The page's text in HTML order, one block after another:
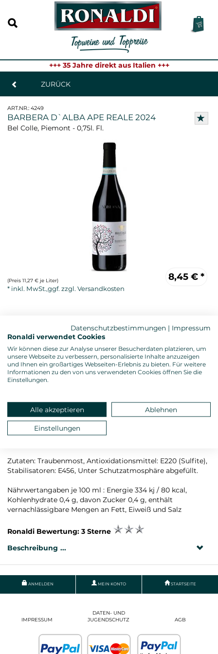
+++ 35 Jahre direkt aus Italien +++
ZURÜCK
ART.NR.: 4249
BARBERA D`ALBA APE REALE 2024
Bel Colle, Piemont - 0,75l. Fl.
8,45 € *
(Preis 11,27 € je Liter)
Rotwein, trocken
Alkoholgehalt: 13,5 %vol.
Restzucker: 4,00 g/l
Allergenhinweis: enthält Sulfite
Verschluss: Presskorken
Land: Italien, Anbauregion: Piemont
Zutaten: Traubenmost, Antioxidationsmittel: E220 (Sulfite),
Stabilisatoren: E456, Unter Schutzatmosphäre abgefüllt.
Nährwertangaben je 100 ml : Energie 334 kj / 80 kcal,
Kohlenhydrate 0,4 g, davon Zucker 0,4 g, enthält
vernachlässigbare Mengen an Fett, Eiweiß und Salz
Ronaldi Bewertung: 3 Sterne
Beschreibung
ANMELDEN MEIN KONTO STARTSEITE
IMPRESSUM
DATEN- UND
JUGENDSCHUTZ
AGB
Datenschutzbestimmungen | Impressum
Ronaldi verwendet Cookies
Wir können diese zur Analyse unserer Besucherdaten platzieren, um
unsere Webseite zu verbessern, personalisierte Inhalte anzuzeigen
und Ihnen ein großartiges Webseiten-Erlebnis zu bieten. Für weitere
Informationen zu den von uns verwendeten Cookies öffnen Sie die
Einstellungen.
Alle akzeptieren Ablehnen
Einstellungen